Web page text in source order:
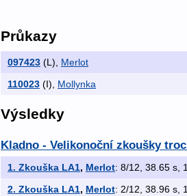
Průkazy
097423 (L), Merlot
110023 (I), Mollynka
Výsledky
Kladno - Velikonoční zkoušky
1. Zkouška LA1, Merlot: 8/12, 38.65 s,
2. Zkouška LA1, Merlot: 2/12, 38.96 s,